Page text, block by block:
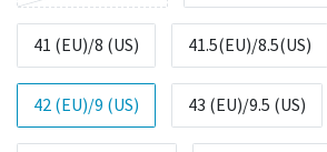
41 (EU)/8 (US) 41.5(EU)/8.5(US)
42 (EU)/9 (US) 43 (EU)/9.5 (US)